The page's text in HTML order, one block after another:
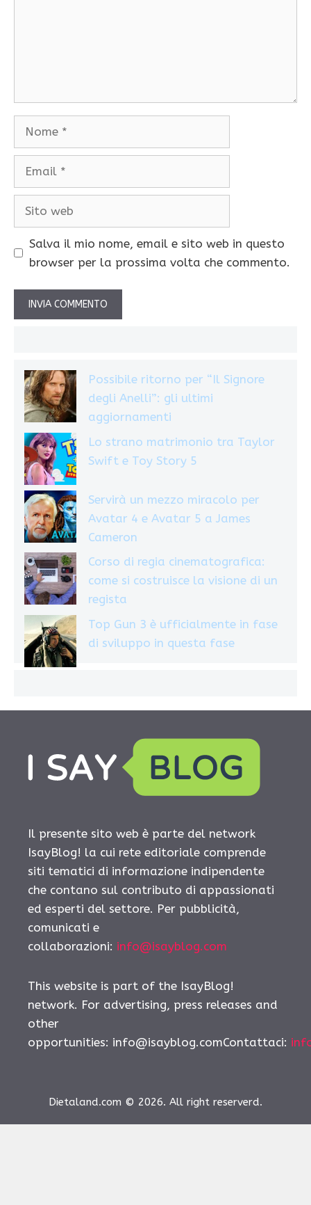
Salva il mio nome, email e sito web in questo
browser per la prossima volta che commento.
Possibile ritorno per “Il Signore
degli Anelli”: gli ultimi
aggiornamenti
Lo strano matrimonio tra Taylor
Swift e Toy Story 5
Servirà un mezzo miracolo per
Avatar 4 e Avatar 5 a James
Cameron
Corso di regia cinematografica:
come si costruisce la visione di un
regista
Top Gun 3 è ufficialmente in fase
di sviluppo in questa fase
Il presente sito web è parte del network
IsayBlog! la cui rete editoriale comprende
siti tematici di informazione indipendente
che contano sul contributo di appassionati
ed esperti del settore. Per pubblicità,
comunicati e
collaborazioni: info@isayblog.com
This website is part of the IsayBlog!
network. For advertising, press releases and
other
opportunities: info@isayblog.comContattaci:
Dietaland.com © 2026. All right reserverd.